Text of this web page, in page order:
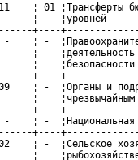
¦ 01 ¦Трансферты
¦
+----
¦ -
¦
¦
+----
¦ -  ¦Органы и
¦
+----
¦ -
+----
¦ -  ¦Сельское
¦